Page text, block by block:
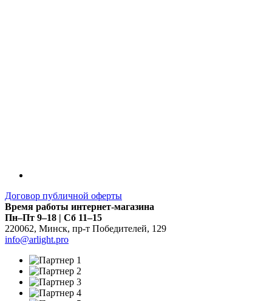
Договор публичной оферты
Время работы интернет-магазина
Пн–Пт 9–18 | Сб 11–15
220062, Минск, пр-т Победителей, 129
info@arlight.pro